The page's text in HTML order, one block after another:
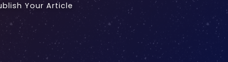
Your Article